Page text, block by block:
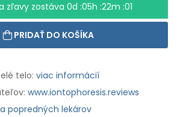
zľavy zostáva 0d :05h :22m :00
PRIDAŤ DO KOŠÍKA
telo: viac informácií
www.iontophoresis.reviews
popredných lekárov